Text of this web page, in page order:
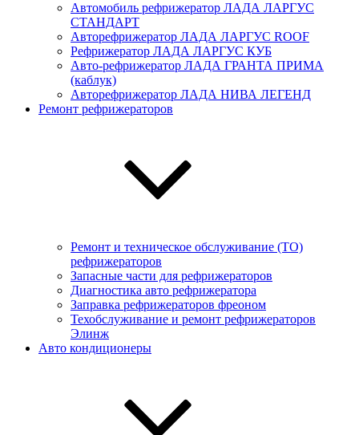
Автомобиль рефрижератор ЛАДА ЛАРГУC
СТАНДАРТ
Авторефрижератор ЛАДА ЛАРГУC ROOF
Рефрижератор ЛАДА ЛАРГУС КУБ
Авто-рефрижератор ЛАДА ГРАНТА ПРИМА
(каблук)
Авторефрижератор ЛАДА НИВА ЛЕГЕНД
Ремонт рефрижераторов
Ремонт и техническое обслуживание (ТО)
рефрижераторов
Запасные части для рефрижераторов
Диагностика авто рефрижератора
Заправка рефрижераторов фреоном
Техобслуживание и ремонт рефрижераторов
Элинж
Авто кондиционеры